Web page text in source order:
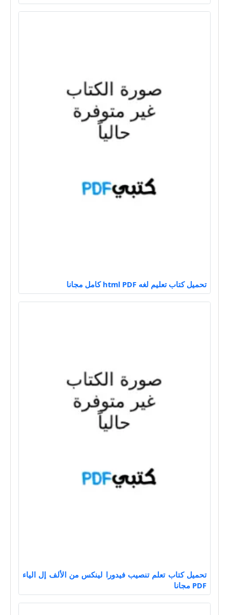
تحميل كتاب تعليم لغه html PDF كامل مجانا
تحميل كتاب تعلم تنصيب فيدورا لينكس من الألف إل الياء
PDF مجانا